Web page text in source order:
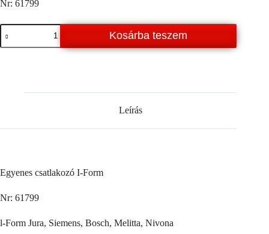
Nr: 61799
Egyenes
csatlakozó
I-
Kosárba teszem
Leírás
Egyenes csatlakozó I-Form
Nr: 61799
l-Form Jura, Siemens, Bosch, Melitta, Nivona